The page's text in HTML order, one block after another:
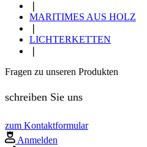
MARITIMES AUS HOLZ
LICHTERKETTEN
Fragen zu unseren Produkten
schreiben Sie uns
zum Kontaktformular
Anmelden